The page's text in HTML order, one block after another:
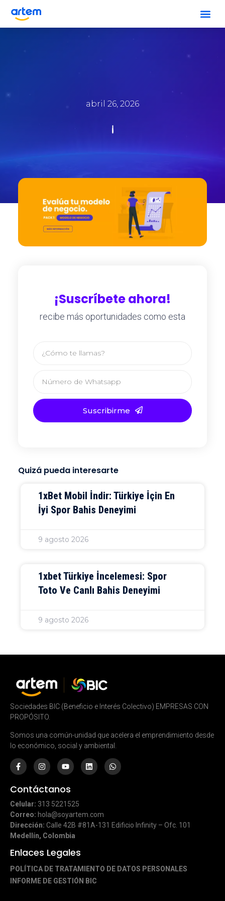
abril 26, 2026
¡Suscríbete ahora!
recibe más oportunidades como esta
Suscribirme
Quizá pueda interesarte
1xBet Mobil İndir: Türkiye İçin En
İyi Spor Bahis Deneyimi
9 agosto 2026
1xbet Türkiye İncelemesi: Spor
Toto Ve Canlı Bahis Deneyimi
9 agosto 2026
Sociedades BIC (Beneficio e Interés Colectivo) EMPRESAS CON
PROPÓSITO.
Somos una común-unidad que acelera el emprendimiento desde
lo económico, social y ambiental.
Contáctanos
Celular: 313 5221525
Correo: hola@soyartem.com
Dirección: Calle 42B #81A-131 Edificio Infinity – Ofc. 101
Medellín, Colombia
Enlaces Legales
POLÍTICA DE TRATAMIENTO DE DATOS PERSONALES
INFORME DE GESTIÓN BIC